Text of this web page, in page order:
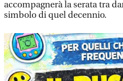
accompagnerà la serata tra
simbolo di quel decennio.